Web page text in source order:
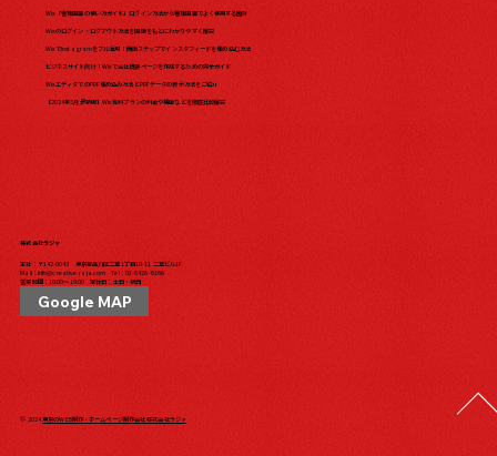
Wix「管理画面の使い方ガイド」ログイン方法から管理画面でよく使用する箇所
Wixのログイン・ログアウト方法を画像をもとにわかりやすく解説
WixでInstagramをフル活用！簡単ステップでインスタフィードを埋め込む方法
ビジネスサイト向け！Wixで会社概要ページを作成するための完全ガイド
WixエディタでのPDF埋め込み方法とPDFデータの表示方法をご紹介
【2024年5月最新版】Wix有料プランの料金や機能などを徹底比較解説
株式会社ラジャ
本社：〒142-0043 東京都品川区二葉1丁目10-11 二葉ビル1F
Mail： info@creative-raja.com Tel： 03-6426-6166
営業時間：10:00〜19:00 定休日：土日・祝日
Google MAP
© 2024東京のWEB制作・ホームページ制作会社 株式会社ラジャ